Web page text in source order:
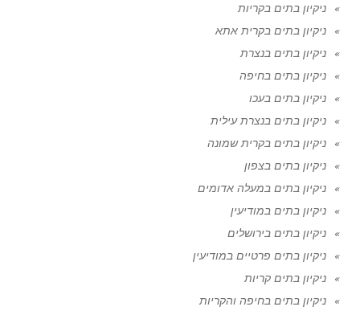
ניקיון בתים בקריות
ניקיון בתים בקרית אתא
ניקיון בתים בנצרת
ניקיון בתים בחיפה
ניקיון בתים בעכו
ניקיון בתים בנצרת עילית
ניקיון בתים בקרית שמונה
ניקיון בתים בצפון
ניקיון בתים במעלה אדומים
ניקיון בתים במודיעין
ניקיון בתים בירושלים
ניקיון בתים פרטיים במודיעין
ניקיון בתים קריות
ניקיון בתים בחיפה והקריות